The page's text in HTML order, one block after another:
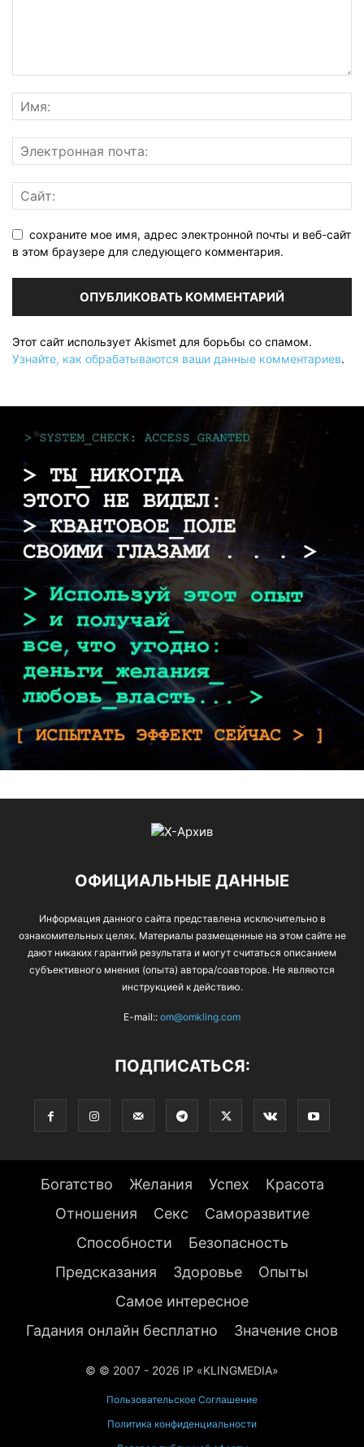
сохраните мое имя, адрес электронной почты и веб-сайт
в этом браузере для следующего комментария.
Этот сайт использует Akismet для борьбы со спамом.
Узнайте, как обрабатываются ваши данные комментариев.
ОФИЦИАЛЬНЫЕ ДАННЫЕ
Информация данного сайта представлена исключительно в
ознакомительных целях. Материалы размещенные на этом сайте не
дают никаких гарантий результата и могут считаться описанием
субъективного мнения (опыта) автора/соавторов. Не являются
инструкцией к действию.
E-mail:: om@omkling.com
ПОДПИСАТЬСЯ:
Богатство Желания Успех
Красота
Отношения
Секс
Саморазвитие
Способности
Безопасность
Предсказания
Здоровье
Опыты
Самое интересное
Гадания онлайн бесплатно
Значение снов
© © 2007 - 2026 IP «KLINGMEDIA»
Пользовательское Соглашение
Политика конфиденциальности